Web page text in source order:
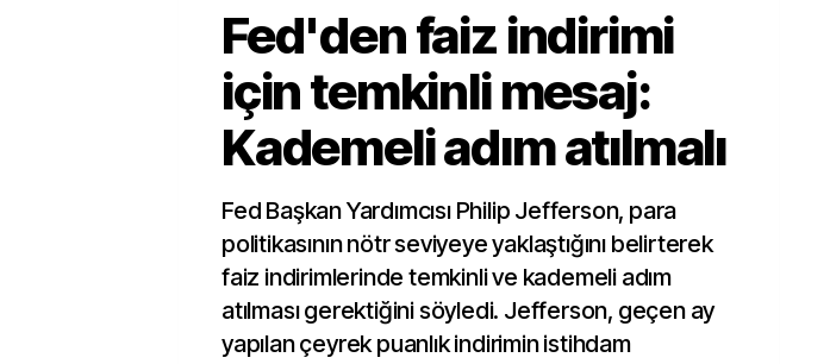
Fed'den faiz indirimi
için temkinli mesaj:
Kademeli adım atılmalı
Fed Başkan Yardımcısı Philip Jefferson, para
politikasının nötr seviyeye yaklaştığını belirterek
faiz indirimlerinde temkinli ve kademeli adım
atılması gerektiğini söyledi. Jefferson, geçen ay
yapılan çeyrek puanlık indirimin istihdam